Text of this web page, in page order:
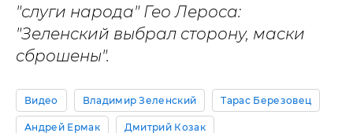
"слуги народа" Гео Лероса:
"Зеленский выбрал сторону, маски
сброшены".
Видео Владимир Зеленский Тарас Березовец
Андрей Ермак Дмитрий Козак